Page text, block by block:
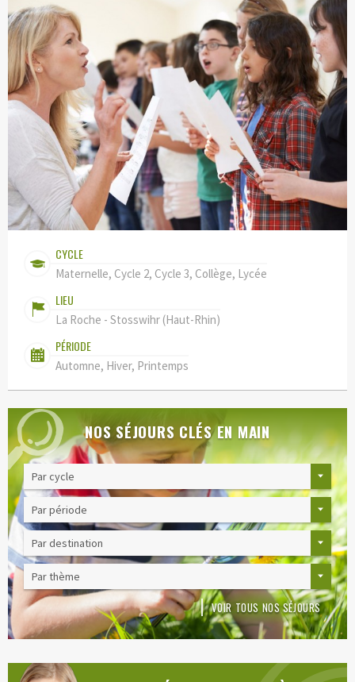
CYCLE
Maternelle, Cycle 2, Cycle 3, Collège, Lycée
LIEU
La Roche - Stosswihr (Haut-Rhin)
PÉRIODE
Automne, Hiver, Printemps
NOS SÉJOURS CLÉS EN MAIN
VOIR TOUS NOS SÉJOURS